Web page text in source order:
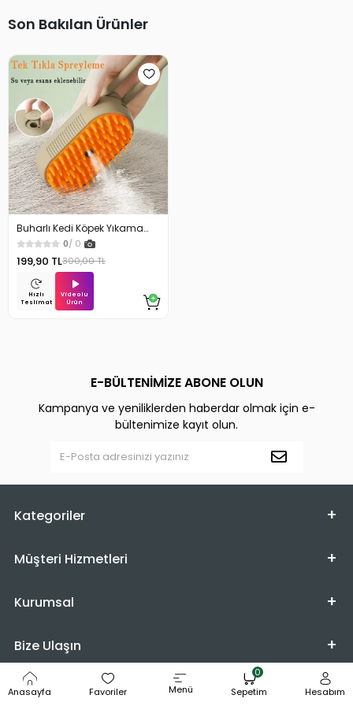
Anasayfa Favoriler Menü
0
Sepetim
Hesabım
Son Bakılan Ürünler
Buharlı Kedi Köpek Yıkama
Fırçası Tarağı
0/ 0
199,90 TL300,00 TL
Hızlı
Teslimat
Videolu
Ürün
E-BÜLTENİMİZE ABONE OLUN
Kampanya ve yeniliklerden haberdar olmak için e-
bültenimize kayıt olun.
Kategoriler
Müşteri Hizmetleri
Kurumsal
Bize Ulaşın
Adres